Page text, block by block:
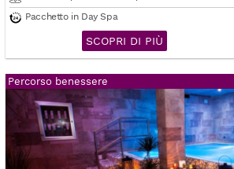
Pacchetto in Day Spa
SCOPRI DI PIÙ
Percorso benessere